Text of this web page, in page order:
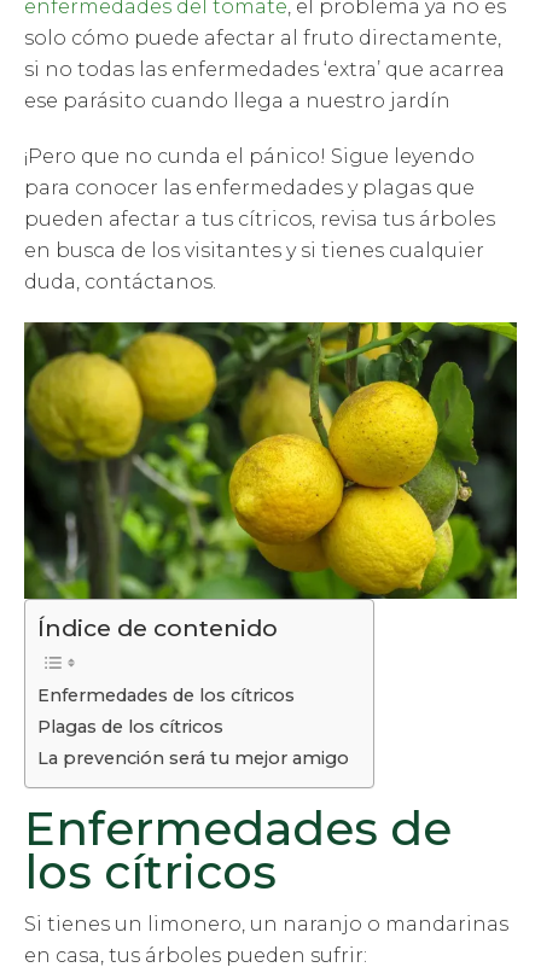
enfermedades del tomate, el problema ya no es
solo cómo puede afectar al fruto directamente,
si no todas las enfermedades ‘extra’ que acarrea
ese parásito cuando llega a nuestro jardín
¡Pero que no cunda el pánico! Sigue leyendo
para conocer las enfermedades y plagas que
pueden afectar a tus cítricos, revisa tus árboles
en busca de los visitantes y si tienes cualquier
duda, contáctanos.
Índice de contenido
Enfermedades de los cítricos
Plagas de los cítricos
La prevención será tu mejor amigo
Enfermedades de
los cítricos
Si tienes un limonero, un naranjo o mandarinas
en casa, tus árboles pueden sufrir: